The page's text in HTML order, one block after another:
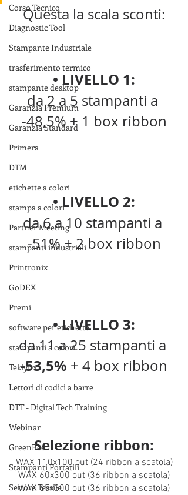
Corso Tecnico
Diagnostic Tool
Stampante Industriale
trasferimento termico
stampante desktop
Garanzia Premium
Garanzia Standard
Primera
DTM
etichette a colori
stampa a colori
Partner Meeting
stampanti industriali
Printronix
GoDEX
Premi
software per etichette
stampanti a colori
Teklynx
Lettori di codici a barre
DTT - Digital Tech Training
Webinar
GreenBee
Stampanti Portatili
Settore Tessile
Questa la scala sconti:
• LIVELLO 1:
da 2 a 5 stampanti a
-48,5% + 1 box ribbon
• LIVELLO 2:
da 6 a 10 stampanti a
-51% + 2 box ribbon
• LIVELLO 3:
da 11 a 25 stampanti a
-53,5% + 4 box ribbon
Selezione ribbon:
WAX 110x100 out (24 ribbon a scatola)
WAX 60x300 out (36 ribbon a scatola)
WAX 65x300 out (36 ribbon a scatola)